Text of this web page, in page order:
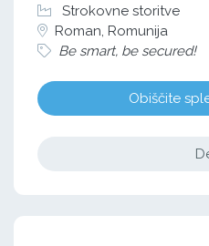
Strokovne storitve
Roman, Romunija
Be smart, be secured!
Obiščite